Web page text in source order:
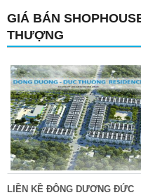
GIÁ BÁN
THƯỢNG
LIỀN KỀ ĐÔNG DƯƠNG ĐỨC